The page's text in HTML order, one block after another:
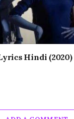
Hindi (2020)